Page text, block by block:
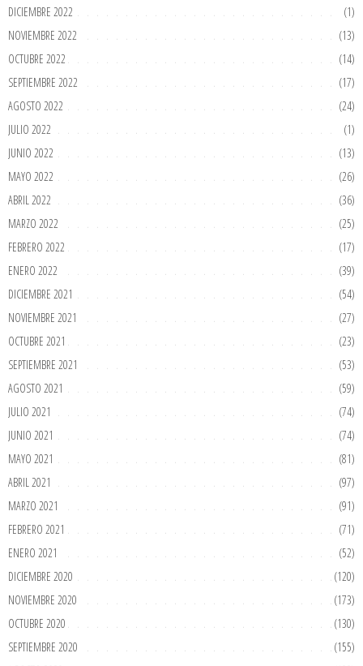
DICIEMBRE 2022
(1)
NOVIEMBRE 2022
(13)
OCTUBRE 2022
(14)
SEPTIEMBRE 2022
(17)
AGOSTO 2022
(24)
JULIO 2022
(1)
JUNIO 2022
(13)
MAYO 2022
(26)
ABRIL 2022
(36)
MARZO 2022
(25)
FEBRERO 2022
(17)
ENERO 2022
(39)
DICIEMBRE 2021
(54)
NOVIEMBRE 2021
(27)
OCTUBRE 2021
(23)
SEPTIEMBRE 2021
(53)
AGOSTO 2021
(59)
JULIO 2021
(74)
JUNIO 2021
(74)
MAYO 2021
(81)
ABRIL 2021
(97)
MARZO 2021
(91)
FEBRERO 2021
(71)
ENERO 2021
(52)
DICIEMBRE 2020
(120)
NOVIEMBRE 2020
(173)
OCTUBRE 2020
(130)
SEPTIEMBRE 2020
(155)